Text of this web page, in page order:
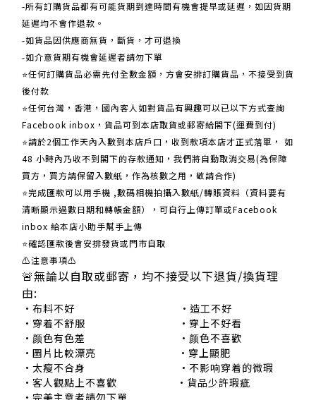
-所有訂購貨品都有可能貨期到達時間有機會提早或延遲，如因貨期
延遲均不會作退款。
-如貨品因供應商無貨，斷貨，才可退換
-如介意貨期有機會延遲者請勿下單
⭐任何訂購貨品必需先付全數金額，方會安排訂購貨品，不接受到貨
後付款
⭐任何台灣，香港，國內客人如對貨品有興趣可以已以下方式查詢
Facebook inbox，貨品可到本店取貨或郵寄給閣下(運費到付)
​​⭐請於2個工作天內入數到本店戶口，收到款項本店才正式落單， 如
48 小時內乃收不到閣下的存款通知，我們將自動取消交易(為保障
買方，買方請保留入數紙，作為核數之用，敬請合作)
⭐完成匯款可以用手機 ,數碼相機拍攝入數紙/轉賬資料（資料要有
清晰顯示過數日期和轉帳金額），可自行上傳訂單或Facebook
inbox 給本店小助手幫手上傳
⭐確認匯款後會安排發貨或門市自取
⚠注意事項⚠
🚨無論以自取或郵寄，均不接受以下退貨/換貨理
由:
•布料不好 •造工不好
•穿着不舒服 •穿上不好看
•颜色有色差 •颜色不喜歡
•圖片比較漂亮 •穿上顯肥
•太瘦不合身 •不影响穿着的微瑕
•客人觀點上不喜歡 •貨品少許瑕疵
•完美主意者請勿下單